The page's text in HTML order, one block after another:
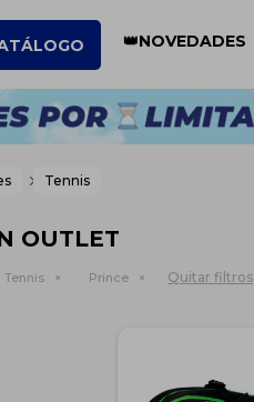
👑NOVEDADES
Tennis
OUTLET
Tennis Prince Quitar filtros